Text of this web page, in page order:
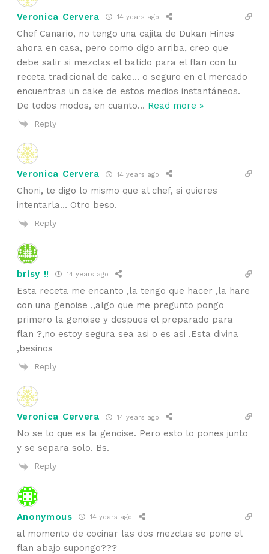
Veronica Cervera 14 years ago
Chef Canario, no tengo una cajita de Dukan Hines
ahora en casa, pero como digo arriba, creo que
debe salir si mezclas el batido para el flan con tu
receta tradicional de cake… o seguro en el mercado
encuentras un cake de estos medios instantáneos.
De todos modos, en cuanto… Read more »
Reply
Veronica Cervera 14 years ago
Choni, te digo lo mismo que al chef, si quieres
intentarla… Otro beso.
Reply
brisy !! 14 years ago
Esta receta me encanto ,la tengo que hacer ,la hare
con una genoise ,,algo que me pregunto pongo
primero la genoise y despues el preparado para
flan ?,no estoy segura sea asi o es asi .Esta divina
,besinos
Reply
Veronica Cervera 14 years ago
No se lo que es la genoise. Pero esto lo pones junto
y se separa solo. Bs.
Reply
Anonymous 14 years ago
al momento de cocinar las dos mezclas se pone el
flan abajo supongo???